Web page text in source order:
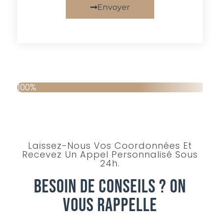
Envoyer
100%
Laissez-Nous Vos Coordonnées Et
Recevez Un Appel Personnalisé Sous
24h.
Besoin De Conseils ? On
Vous Rappelle